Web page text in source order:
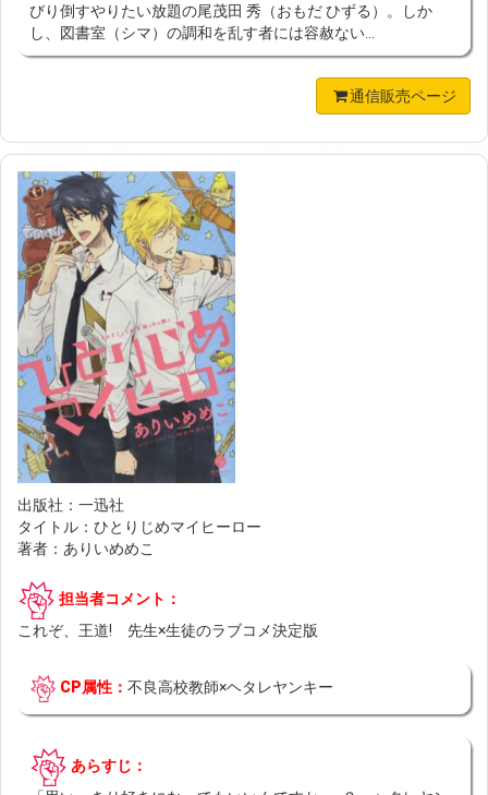
びり倒すやりたい放題の尾茂田 秀（おもだ ひずる）。しか
し、図書室（シマ）の調和を乱す者には容赦ない...
通信販売ページ
出版社：一迅社
タイトル：ひとりじめマイヒーロー
著者：ありいめめこ
担当者コメント：
これぞ、王道! 先生×生徒のラブコメ決定版
CP属性： 不良高校教師×ヘタレヤンキー
あらすじ：